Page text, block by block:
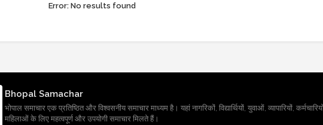
Error:No results found
Bhopal Samachar
भोपाल समाचार एक प्रतिष्ठित और विश्वसनीय समाचार माध्यम है। यहां नागरिकों, विद्यार्थियों, युवाओं, व्यापारियों,
महिलाओं के लिए महत्वपूर्ण और उपयोगी समाचार मिलते हैं।